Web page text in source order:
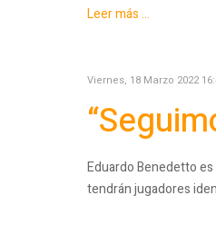
Leer más ...
Viernes, 18 Marzo 2022
Eduardo Benedetto es
tendrán jugadores